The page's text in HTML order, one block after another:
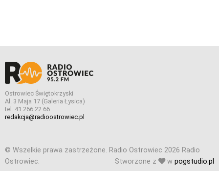
Ostrowiec Świętokrzyski
Al. 3 Maja 17 (Galeria Łysica)
tel. 41 266 22 66
redakcja@radioostrowiec.pl
© Wszelkie prawa zastrzeżone. Radio Ostrowiec 2026 Radio
Ostrowiec.
Stworzone z w pogstudio.pl